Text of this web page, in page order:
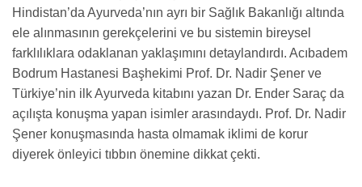
Hindistan’da Ayurveda’nın ayrı bir Sağlık Bakanlığı altında
ele alınmasının gerekçelerini ve bu sistemin bireysel
farklılıklara odaklanan yaklaşımını detaylandırdı. Acıbadem
Bodrum Hastanesi Başhekimi Prof. Dr. Nadir Şener ve
Türkiye’nin ilk Ayurveda kitabını yazan Dr. Ender Saraç da
açılışta konuşma yapan isimler arasındaydı. Prof. Dr. Nadir
Şener konuşmasında hasta olmamak iklimi de korur
diyerek önleyici tıbbın önemine dikkat çekti.